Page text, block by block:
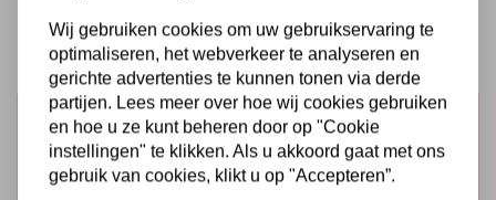
Schrijf je in voor de nieuwsbrief
Ontvang als eerste onze actie en nieuwe producten
direct in je mailbox!
Wij gebruiken cookies om uw gebruikservaring te
optimaliseren, het webverkeer te analyseren en
gerichte advertenties te kunnen tonen via derde
partijen. Lees meer over hoe wij cookies gebruiken
en hoe u ze kunt beheren door op "Cookie
instellingen" te klikken. Als u akkoord gaat met ons
gebruik van cookies, klikt u op "Accepteren”.